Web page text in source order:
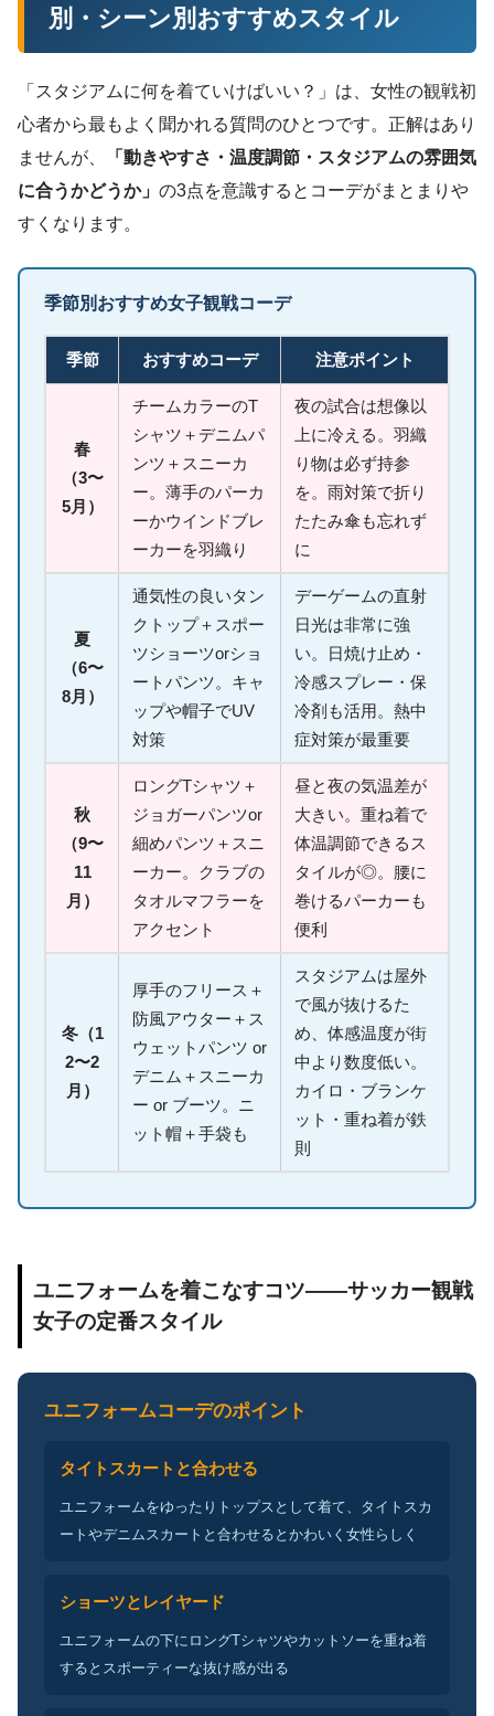
別・シーン別おすすめスタイル
「スタジアムに何を着ていけばいい？」は、女性の観戦初
心者から最もよく聞かれる質問のひとつです。正解はあり
ませんが、
「動きやすさ・温度調節・スタジアムの雰囲気
に合うかどうか」 の3点を意識するとコーデがまとまりや
すくなります。
季節別おすすめ女子観戦コーデ
季節 おすすめコーデ 注意ポイント
春
（3〜
5月）
チームカラーのT
シャツ＋デニムパ
ンツ＋スニーカ
ー。薄手のパーカ
ーかウインドブレ
ーカーを羽織り
夜の試合は想像以
上に冷える。羽織
り物は必ず持参
を。雨対策で折り
たたみ傘も忘れず
に
夏
（6〜
8月）
通気性の良いタン
クトップ＋スポー
ツショーツorショ
ートパンツ。キャ
ップや帽子でUV
対策
デーゲームの直射
日光は非常に強
い。日焼け止め・
冷感スプレー・保
冷剤も活用。熱中
症対策が最重要
秋
（9〜
11
月）
ロングTシャツ＋
ジョガーパンツor
細めパンツ＋スニ
ーカー。クラブの
タオルマフラーを
アクセント
昼と夜の気温差が
大きい。重ね着で
体温調節できるス
タイルが◎。腰に
巻けるパーカーも
便利
冬（1
2〜2
月）
厚手のフリース＋
防風アウター＋ス
ウェットパンツ or
デニム＋スニーカ
ー or ブーツ。ニ
ット帽＋手袋も
スタジアムは屋外
で風が抜けるた
め、体感温度が街
中より数度低い。
カイロ・ブランケ
ット・重ね着が鉄
則
ユニフォームを着こなすコツ——サッカー観戦
女子の定番スタイル
ユニフォームコーデのポイント
タイトスカートと合わせる
ユニフォームをゆったりトップスとして着て、タイトスカ
ートやデニムスカートと合わせるとかわいく女性らしく
ショーツとレイヤード
ユニフォームの下にロングTシャツやカットソーを重ね着
するとスポーティーな抜け感が出る